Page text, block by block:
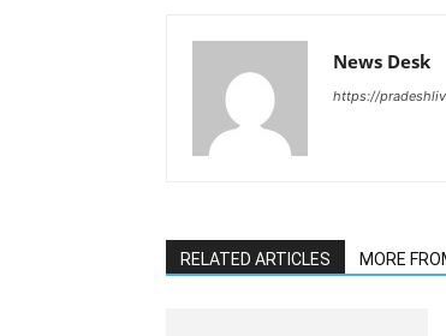
News Desk
https://
RELATED ARTICLES MORE